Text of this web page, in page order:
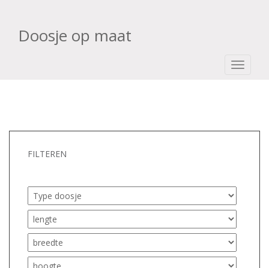
Doosje op maat
FILTEREN